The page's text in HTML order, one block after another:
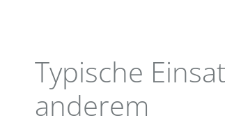
Typische
anderem